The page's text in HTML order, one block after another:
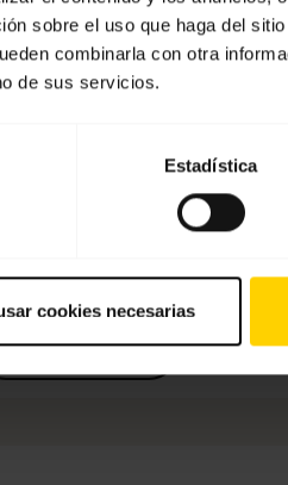
sobre el uso que haga del
combinarla con otra
de sus servicios.
Estadística
cookies necesarias
Jabra Engage AI
Learn more